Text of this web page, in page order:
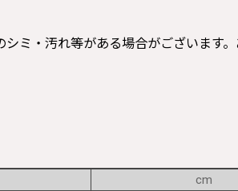
ミ・汚れ等がある場合がございます
cm